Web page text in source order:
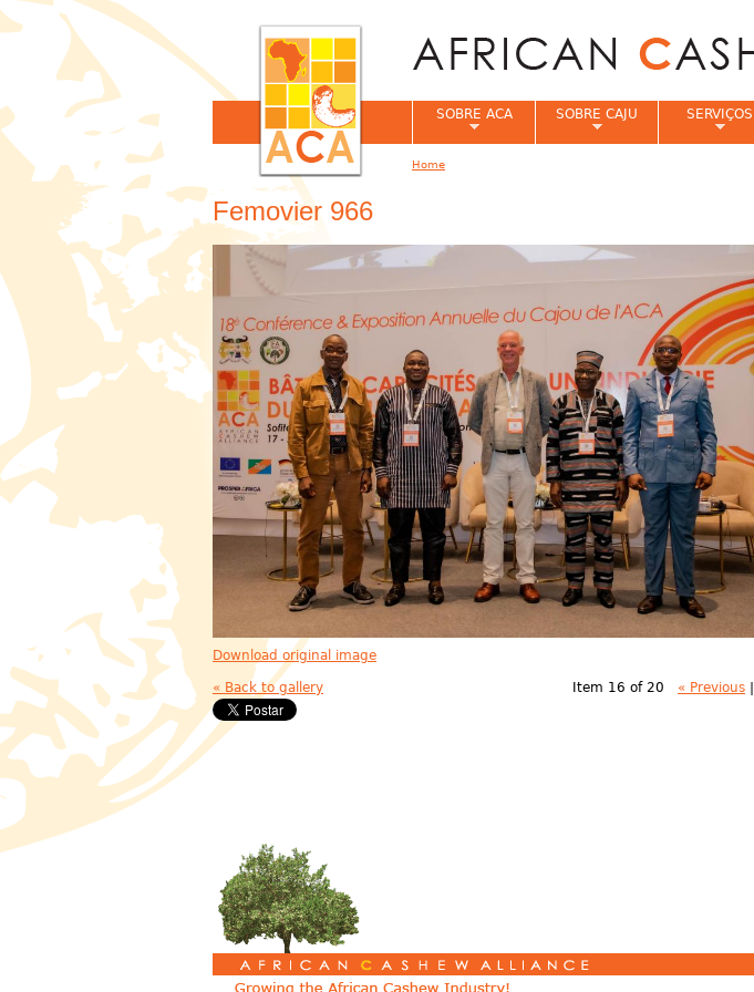
Femovier 966
Download original image
« Back to gallery Item 16 of 20 « Previous |
SOBRE ACA SOBRE CAJU SERVIÇOS
Home